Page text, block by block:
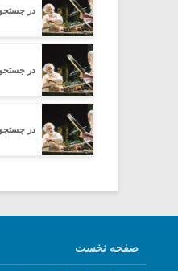
در
در
در
صفحه نخست